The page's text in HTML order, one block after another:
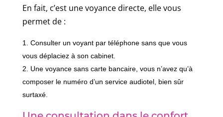
En fait, c’est une voyance directe, elle vous
permet de :
Consulter un voyant par téléphone sans que vous
vous déplaciez à son cabinet.
Une voyance sans carte bancaire, vous n’avez qu’à
composer le numéro d’un service audiotel, bien sûr
surtaxé.